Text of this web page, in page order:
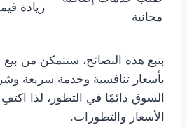
مجانية
زيادة
بتبع هذه النصائح، ستتمكن من
بأسعار تنافسية وخدمة سريعة
السوق دائمًا في التطور، لذا اكتفِ
الأسعار والتطورات.